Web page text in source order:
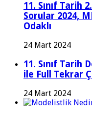
11. Sınıf Tarih
Sorular 2024,
Odaklı
24 Mart 2024
11. Sınıf Tarih
ile Full Tekrar
24 Mart 2024